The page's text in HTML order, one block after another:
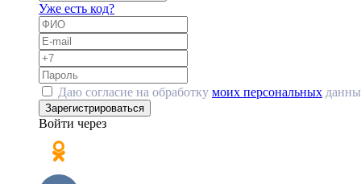
Уже есть код?
Даю согласие на обработку моих персональных
Зарегистрироваться
Войти через